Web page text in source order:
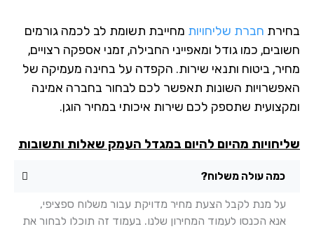
חברת שליחויותמחייבת תשומת לב לכמה גורמים
כמו גודל ומאפייני החבילה, זמני אספקה רצויים,
ביטוח ותנאי שירות. הקפדה על בחינה מעמיקה של
השונות תאפשר לכם לבחור בחברה אמינה
שתספק לכם שירות איכותי במחיר הוגן.
מהיום להיום במגדל העמק שאלות ותשובות
כמה עולה משלוח?
על מנת לקבל הצעת מחיר מדויקת עבור משלוח ספציפי,
אנא הכנסו לעמוד המחירון שלנו. בעמוד זה תוכלו לבחור את